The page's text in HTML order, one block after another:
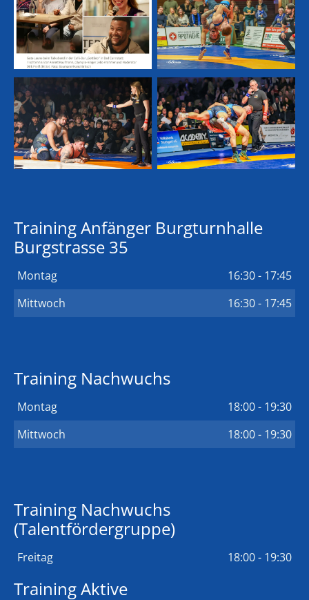
Training Anfänger Burgturnhalle
Burgstrasse 35
Montag
16:30 - 17:45
Mittwoch
16:30 - 17:45
Training Nachwuchs
Montag
18:00 - 19:30
Mittwoch
18:00 - 19:30
Training Nachwuchs
(Talentfördergruppe)
Freitag 18:00 - 19:30
Training Aktive